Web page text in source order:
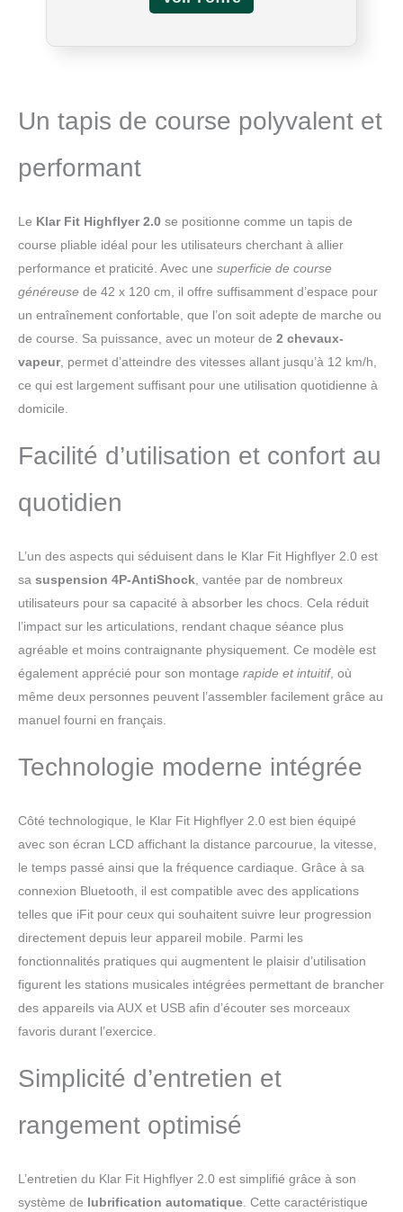
entraînement domestique efficace.
formant un système d’amortissement complet. Il
réduit la sollicitation des articulations, vous
offrant à chaque course la souplesse et
du moteur ultra-silencieux]】: Ce tapis roulant
brushless de dernière génération. Par rapport
aux moteurs à balais classiques, il offre un
niveau sonore réduit (< 45 décibels), une
consommation d’énergie plus faible (< 0,5 kWh)
Profitez d’une utilisation silencieuse,
économique et durable. 【Tapis de course
pliable】: Ce tapis de marche electrique se plie
en un tournemain pour économiser de l’espace.
115 × 59 × 100 cm, et une fois plié, il ne fait que
12 cm d’épaisseur, ce qui lui permet de se
D’un poids de 20 kg et d’une capacité maximale
requis】: ce tapis de course motorisé inclinable
est immédiatement prêt à l'usage. Grâce à ses
sans effort vers le bureau, la chambre ou toute
autre pièce. Son encombrement réduit permet
une installation flexible, même dans un angle,
sans sacrifier d'espace.
Un tapis de course polyvalent et
performant
Le Klar Fit Highflyer 2.0 se positionne comme un tapis de
course pliable idéal pour les utilisateurs cherchant à allier
performance et praticité. Avec une superficie de course
généreuse de 42 x 120 cm, il offre suffisamment d’espace pour
un entraînement confortable, que l’on soit adepte de marche ou
de course. Sa puissance, avec un moteur de 2 chevaux-
vapeur, permet d’atteindre des vitesses allant jusqu’à 12 km/h,
ce qui est largement suffisant pour une utilisation quotidienne à
domicile.
Facilité d’utilisation et confort au
quotidien
L’un des aspects qui séduisent dans le Klar Fit Highflyer 2.0 est
sa suspension 4P-AntiShock, vantée par de nombreux
utilisateurs pour sa capacité à absorber les chocs. Cela réduit
l’impact sur les articulations, rendant chaque séance plus
agréable et moins contraignante physiquement. Ce modèle est
également apprécié pour son montage rapide et intuitif, où
même deux personnes peuvent l’assembler facilement grâce au
manuel fourni en français.
Technologie moderne intégrée
Côté technologique, le Klar Fit Highflyer 2.0 est bien équipé
avec son écran LCD affichant la distance parcourue, la vitesse,
le temps passé ainsi que la fréquence cardiaque. Grâce à sa
connexion Bluetooth, il est compatible avec des applications
telles que iFit pour ceux qui souhaitent suivre leur progression
directement depuis leur appareil mobile. Parmi les
fonctionnalités pratiques qui augmentent le plaisir d’utilisation
figurent les stations musicales intégrées permettant de brancher
des appareils via AUX et USB afin d’écouter ses morceaux
favoris durant l’exercice.
Simplicité d’entretien et
rangement optimisé
L’entretien du Klar Fit Highflyer 2.0 est simplifié grâce à son
système de lubrification automatique. Cette caractéristique